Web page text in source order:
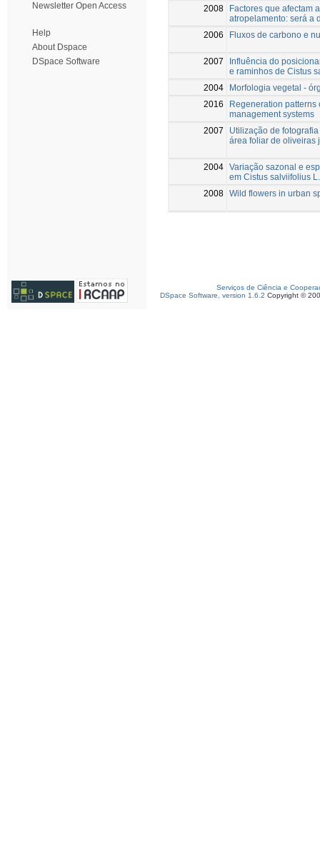
Newsletter Open Access
Help
About Dspace
DSpace Software
2008
Factores que afectam
atropelamento: será a
2006
Fluxos de carbono e
2007
Influência do
e raminhos de Cistus
2004
Morfologia vegetal -
2016
Regeneration patterns
management systems
2007
Utilização de
área foliar de oliveiras
2004 Variação sazonal e
em Cistus salviifolius L.
2008 Wild flowers in urban
Serviços de Ciência e
DSpace Software, version 1.6.2 Copyright ©